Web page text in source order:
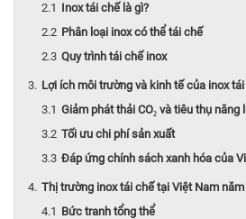
Inox tái chế là gì?
Phân loại inox có thể tái chế
Quy trình tái chế inox
Lợi ích môi trường và kinh tế của inox
Giảm phát thải CO₂ và tiêu thụ năng
Tối ưu chi phí sản xuất
Đáp ứng chính sách xanh hóa của
Thị trường inox tái chế tại Việt Nam
Bức tranh tổng thể